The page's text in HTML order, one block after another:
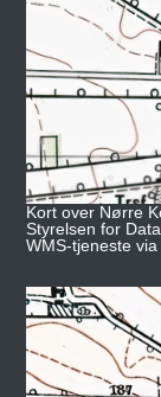
Kort over Nørre
Styrelsen for
WMS-tjeneste